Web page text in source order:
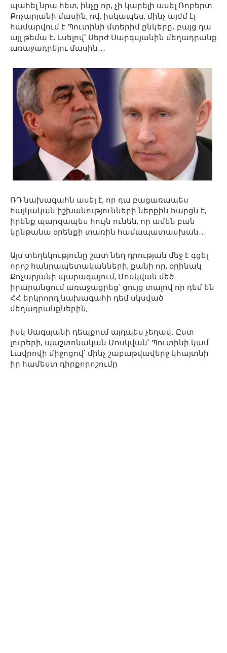
պահել նրա հետ, ինչը որ, չի կարելի ասել Ռոբերտ
Քոչարյանի մասին, ով, իսկապես, մինչ այժմ էլ
համարվում է Պուտինի մտերիմ ընկերը․ բայց դա
այլ թեմա է․ Լսելով՝ Սերժ Սարգսյանին մեղադրանք
առաջադրելու մասին․․․
ՌԴ նախագահն ասել է, որ դա բացառապես
հայկական իշխանությունների ներքին հարցն է,
իրենք պարզապես հույն ունեն, որ ամեն բան
կընթանա օրենքի տառին համապատասխան․․․
Այս տեղեկությունը շատ նեղ դրության մեջ է գցել
որոշ հանրապետականների, քանի որ, օրինակ
Քոչարյանի պարագայում, Մոսկվան մեծ
իրարանցում առաջացրեց՝ ցույց տալով որ դեմ են
ՀՀ երկրորդ նախագահի դեմ սկսված
մեղադրանքներին,
իսկ Սագսյանի դեպքում այդպես չեղավ․ Ըստ
լուրերի, պաշտոնական Մոսկվան՝ Պուտինի կամ
Լավրովի միջոցով՝ մինչ շաբաթվավերջ կհայտնի
իր համեստ դիրքորոշումը